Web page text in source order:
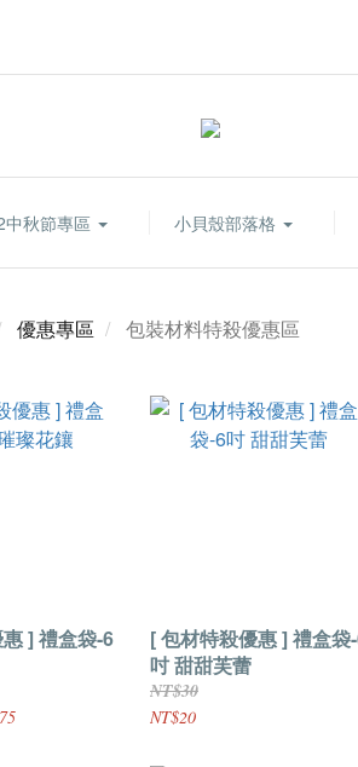
中秋節專區 小貝殼部落格
優惠專區 包裝材料特殺優惠區
] 禮盒袋-6
[ 包材特殺優惠 ] 禮盒袋-6
吋 甜甜芙蕾
NT$30
NT$20